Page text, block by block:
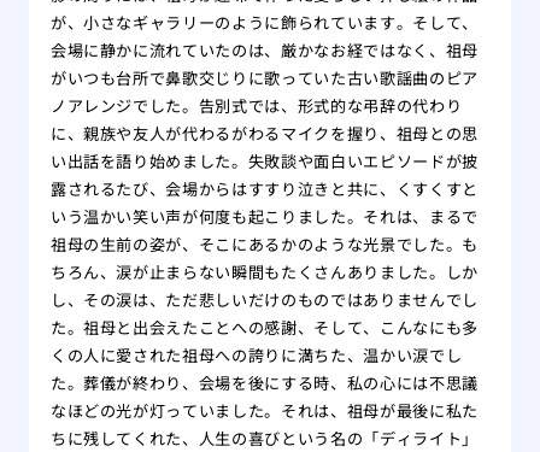
が、小さなギャラリーのように飾られています。そして、
会場に静かに流れていたのは、厳かなお経ではなく、祖母
がいつも台所で鼻歌交じりに歌っていた古い歌謡曲のピア
ノアレンジでした。告別式では、形式的な弔辞の代わり
に、親族や友人が代わるがわるマイクを握り、祖母との思
い出話を語り始めました。失敗談や面白いエピソードが披
露されるたび、会場からはすすり泣きと共に、くすくすと
いう温かい笑い声が何度も起こりました。それは、まるで
祖母の生前の姿が、そこにあるかのような光景でした。も
ちろん、涙が止まらない瞬間もたくさんありました。しか
し、その涙は、ただ悲しいだけのものではありませんでし
た。祖母と出会えたことへの感謝、そして、こんなにも多
くの人に愛された祖母への誇りに満ちた、温かい涙でし
た。葬儀が終わり、会場を後にする時、私の心には不思議
なほどの光が灯っていました。それは、祖母が最後に私た
ちに残してくれた、人生の喜びという名の「ディライト」